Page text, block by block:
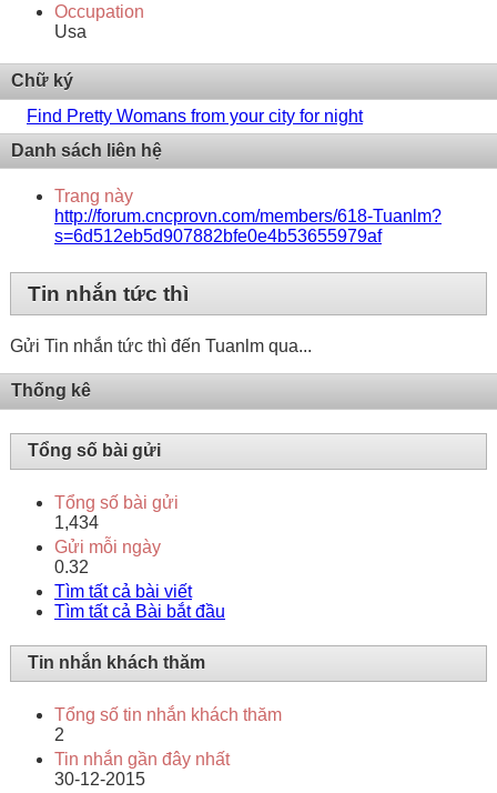
Occupation
Usa
Chữ ký
Find Pretty Womans from your city for night
Danh sách liên hệ
Trang này
http://forum.cncprovn.com/members/618-Tuanlm?
s=6d512eb5d907882bfe0e4b53655979af
Tin nhắn tức thì
Gửi Tin nhắn tức thì đến Tuanlm qua...
Thống kê
Tổng số bài gửi
Tổng số bài gửi
1,434
Gửi mỗi ngày
0.32
Tìm tất cả bài viết
Tìm tất cả Bài bắt đầu
Tin nhắn khách thăm
Tổng số tin nhắn khách thăm
2
Tin nhắn gần đây nhất
30-12-2015